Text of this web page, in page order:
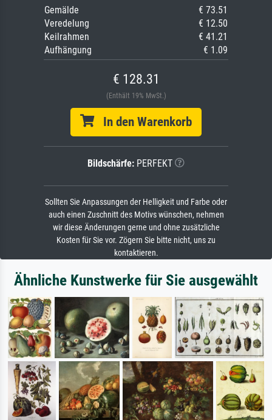
Gemälde
€ 73.51
Veredelung
€ 12.50
Keilrahmen
€ 41.21
Aufhängung
€ 1.09
€ 128.31
(Enthält 19% MwSt.)
In den Warenkorb
Bildschärfe: PERFEKT
Sollten Sie Anpassungen der Helligkeit und Farbe oder
auch einen Zuschnitt des Motivs wünschen, nehmen
wir diese Änderungen gerne und ohne zusätzliche
Kosten für Sie vor. Zögern Sie bitte nicht, uns zu
kontaktieren.
Ähnliche Kunstwerke für Sie ausgewählt